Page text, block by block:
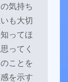
気持ち
も大切
ってほ
ってく
ことを
を示す